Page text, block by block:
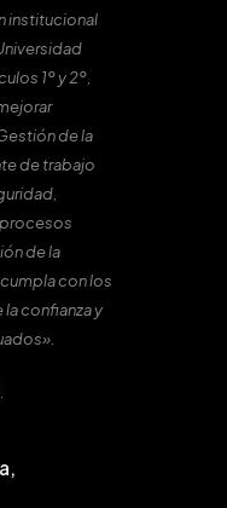
institucional
1º y 2º,
de la
de trabajo
de la
con los
confianza y